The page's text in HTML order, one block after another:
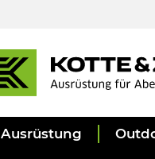
Ausrüstung